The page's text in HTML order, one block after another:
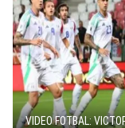
VIDEO FOTBAL: